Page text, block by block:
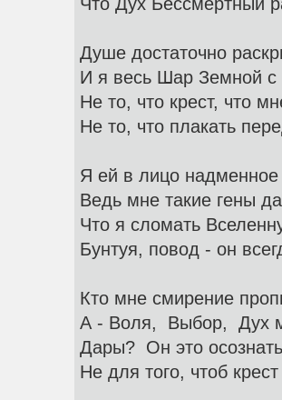
Душе достаточно
И я весь Шар Земной с
Не то, что крест, что
Не то, что плакать
Я ей в лицо
Ведь мне такие гены
Что я сломать
Бунтуя, повод - он
Кто мне смирение
А - Воля, Выбор, Дух
Дары? Он это
Не для того, чтоб